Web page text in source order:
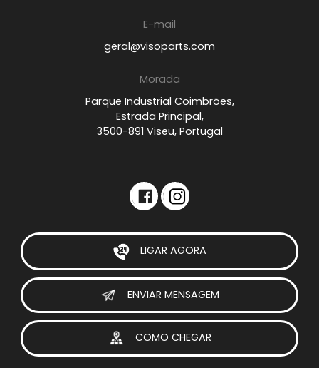
E-mail
geral@visoparts.com
Morada
Parque Industrial Coimbrões,
Estrada Principal,
3500-891 Viseu, Portugal
LIGAR AGORA
ENVIAR MENSAGEM
COMO CHEGAR